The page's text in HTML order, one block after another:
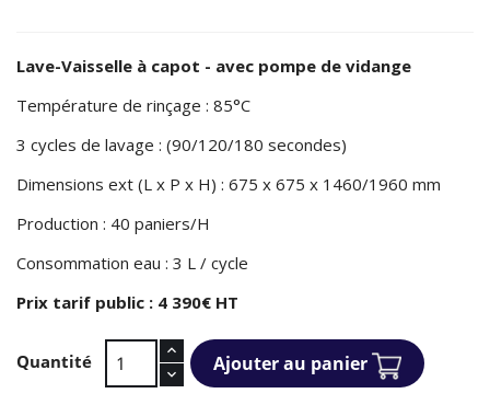
Lave-Vaisselle à capot - avec pompe de vidange
Température de rinçage : 85°C
3 cycles de lavage : (90/120/180 secondes)
Dimensions ext (L x P x H) : 675 x 675 x 1460/1960 mm
Production : 40 paniers/H
Consommation eau : 3 L / cycle
Prix tarif public : 4 390€ HT
Quantité Ajouter au panier